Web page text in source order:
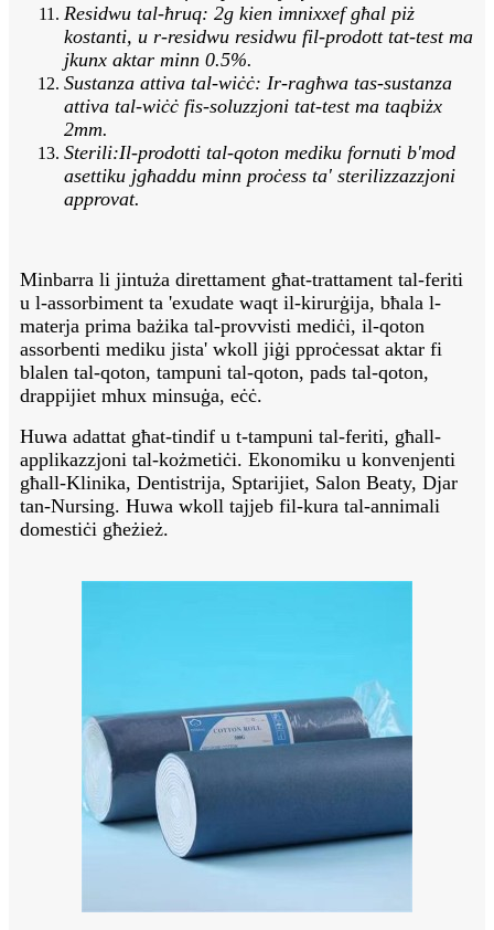
Residwu tal-ħruq: 2g kien imnixxef għal piż
kostanti, u r-residwu residwu fil-prodott tat-test ma
jkunx aktar minn 0.5%.
Sustanza attiva tal-wiċċ: Ir-ragħwa tas-sustanza
attiva tal-wiċċ fis-soluzzjoni tat-test ma taqbiżx
2mm.
Sterili:Il-prodotti tal-qoton mediku fornuti b'mod
asettiku jgħaddu minn proċess ta' sterilizzazzjoni
approvat.
Minbarra li jintuża direttament għat-trattament tal-feriti
u l-assorbiment ta 'exudate waqt il-kirurġija, bħala l-
materja prima bażika tal-provvisti mediċi, il-qoton
assorbenti mediku jista' wkoll jiġi pproċessat aktar fi
blalen tal-qoton, tampuni tal-qoton, pads tal-qoton,
drappijiet mhux minsuġa, eċċ.
Huwa adattat għat-tindif u t-tampuni tal-feriti, għall-
applikazzjoni tal-kożmetiċi. Ekonomiku u konvenjenti
għall-Klinika, Dentistrija, Sptarijiet, Salon Beaty, Djar
tan-Nursing. Huwa wkoll tajjeb fil-kura tal-annimali
domestiċi għeżież.